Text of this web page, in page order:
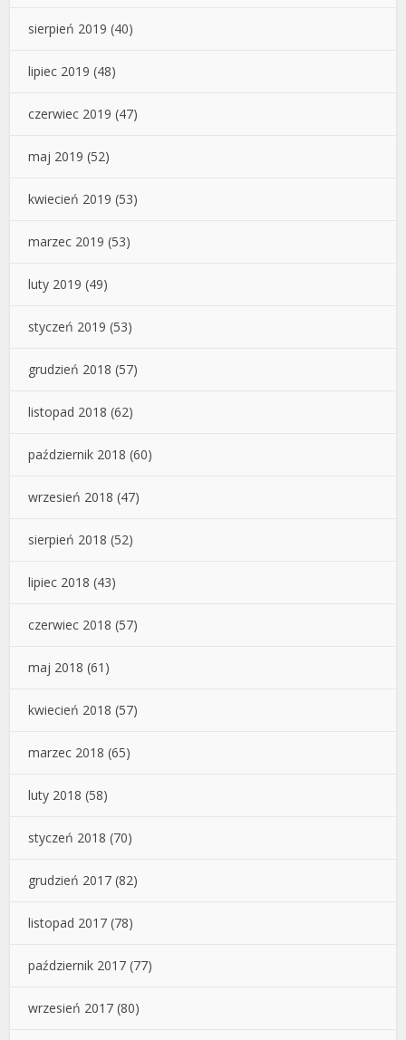
sierpień 2019 (40)
lipiec 2019 (48)
czerwiec 2019 (47)
maj 2019 (52)
kwiecień 2019 (53)
marzec 2019 (53)
luty 2019 (49)
styczeń 2019 (53)
grudzień 2018 (57)
listopad 2018 (62)
październik 2018 (60)
wrzesień 2018 (47)
sierpień 2018 (52)
lipiec 2018 (43)
czerwiec 2018 (57)
maj 2018 (61)
kwiecień 2018 (57)
marzec 2018 (65)
luty 2018 (58)
styczeń 2018 (70)
grudzień 2017 (82)
listopad 2017 (78)
październik 2017 (77)
wrzesień 2017 (80)